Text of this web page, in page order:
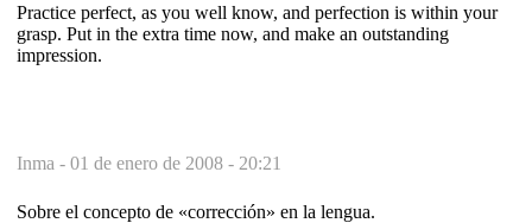
Practice perfect, as you well know, and perfection is within your
grasp. Put in the extra time now, and make an outstanding
impression.
Inma - 01 de enero de 2008 - 20:21
Sobre el concepto de «corrección» en la lengua.